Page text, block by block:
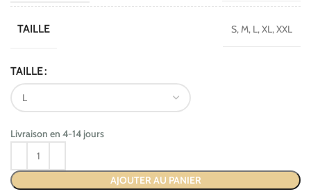
TAILLE S, M, L, XL, XXL
TAILLE
Livraison en 4-14 jours
AJOUTER AU PANIER